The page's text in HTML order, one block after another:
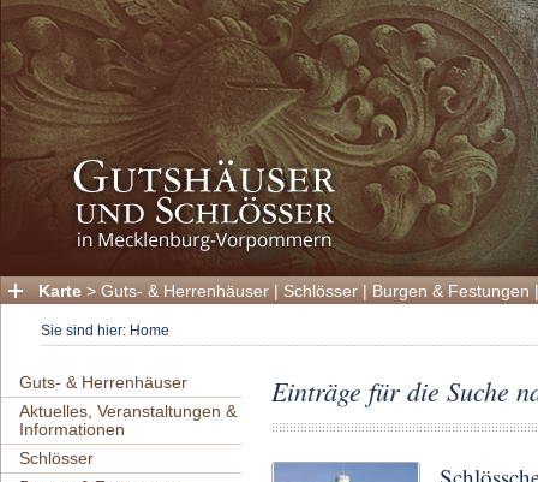
Karte > Guts- & Herrenhäuser | Schlösser | Burgen & Festungen
Sie sind hier: Home
Guts- & Herrenhäuser
Aktuelles, Veranstaltungen &
Informationen
Schlösser
Einträge für die Suche